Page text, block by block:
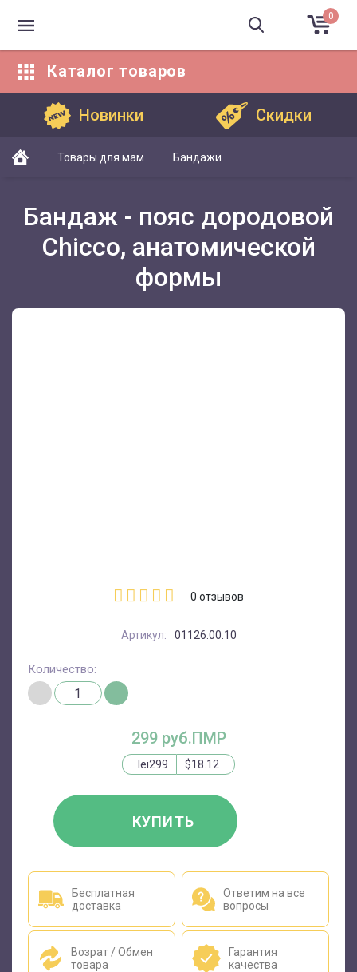
0
Каталог товаров
Новинки Скидки
Товары для мам Бандажи
Бандаж - пояс дородовой
Chicco, анатомической
формы
0 отзывов
Артикул: 01126.00.10
299 руб.ПМР
lei299 $18.12
КУПИТЬ
Количество:
Бесплатная
доставка
Ответим на все
вопросы
Возрат / Обмен
товара
Гарантия
качества